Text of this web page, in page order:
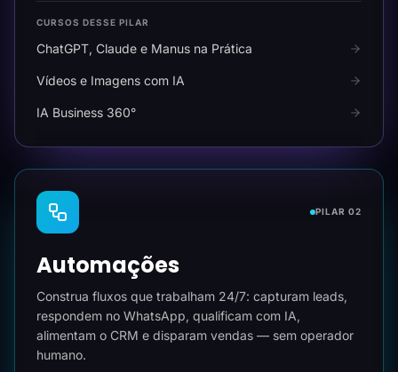
CURSOS DESSE PILAR
ChatGPT, Claude e Manus na Prática
Vídeos e Imagens com IA
IA Business 360°
PILAR 02
Automações
Construa fluxos que trabalham 24/7: capturam leads,
respondem no WhatsApp, qualificam com IA,
alimentam o CRM e disparam vendas — sem operador
humano.